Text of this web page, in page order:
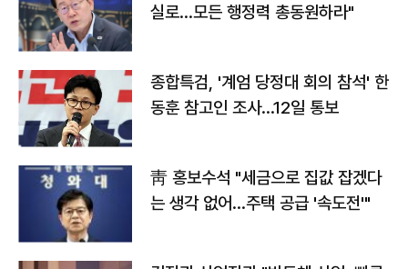
실로…모든 행정력 총동원하라"
종합특검, '계엄 당정대 회의 참석' 한
동훈 참고인 조사...12일 통보
靑 홍보수석 "세금으로 집값 잡겠다
는 생각 없어…주택 공급 '속도전'"